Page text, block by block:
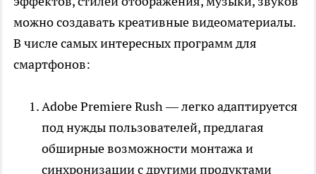
можно создавать креативные видеоматериалы.
В числе самых интересных программ для
смартфонов:
Adobe Premiere Rush — легко адаптируется
под нужды пользователей, предлагая
обширные возможности монтажа и
синхронизации с другими продуктами